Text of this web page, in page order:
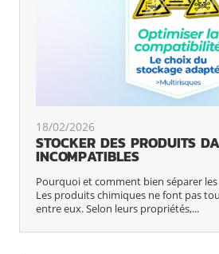
18/02/2026
STOCKER DES PRODUITS
INCOMPATIBLES
Pourquoi et comment bien séparer
Les produits chimiques ne font pas
entre eux. Selon leurs propriétés,...